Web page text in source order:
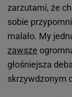
zarzutami, że
sobie
malało. My
zawsze
głośniejsza
skrzywdzonym